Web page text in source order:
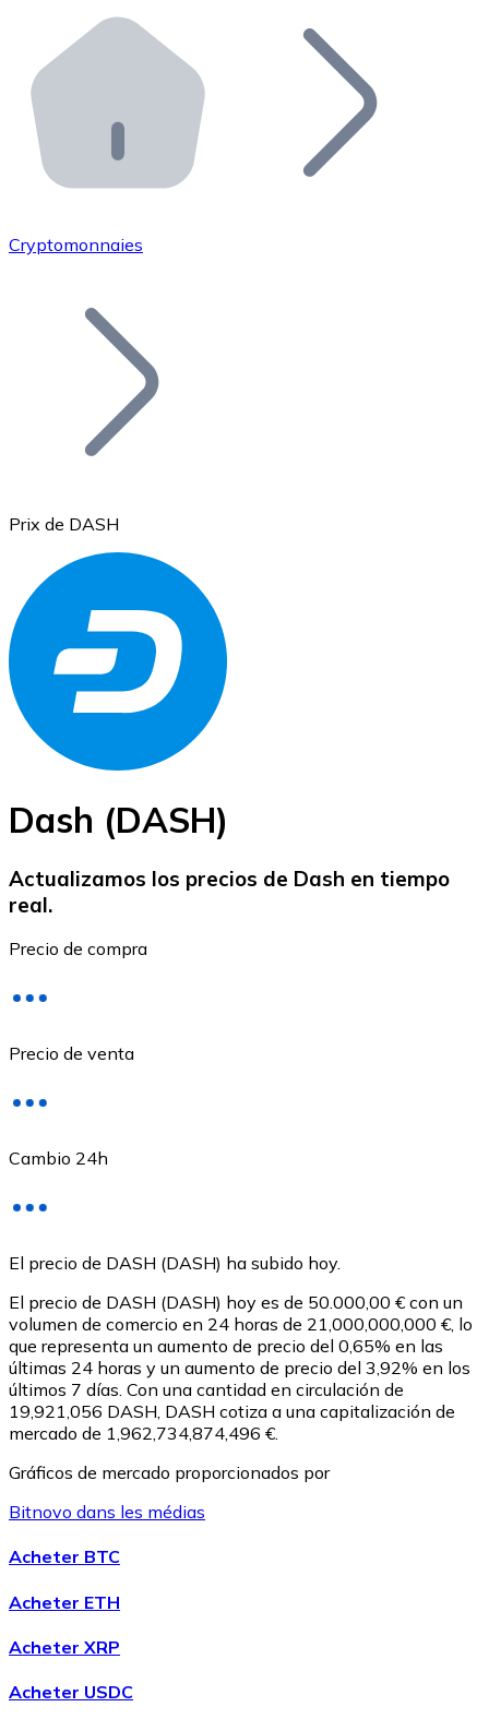
Distributeurs automatiques Bitnovo
Intégrez un ATM Bitnovo dans votre entreprise et
API Bitnovo
Intégrez notre API dans votre écosystème.
Rejoignez notre réseau de distributeurs et
Ajoutez le token de votre projet à notre service
Ethereum
ETH
USDC
Litecoin
Cryptomonnaies
Prix de DASH
Dash (DASH)
Actualizamos los precios de Dash en tiempo
real.
Precio de compra
Precio de venta
Cambio 24h
El precio de DASH (DASH) ha subido hoy.
El precio de DASH (DASH) hoy es de 50.000,00 € con un
volumen de comercio en 24 horas de 21,000,000,000 €, lo
que representa un aumento de precio del 0,65% en las
últimas 24 horas y un aumento de precio del 3,92% en los
últimos 7 días. Con una cantidad en circulación de
19,921,056 DASH, DASH cotiza a una capitalización de
mercado de 1,962,734,874,496 €.
Gráficos de mercado proporcionados por
Bitnovo dans les médias
Acheter BTC
Acheter ETH
Acheter XRP
Acheter USDC